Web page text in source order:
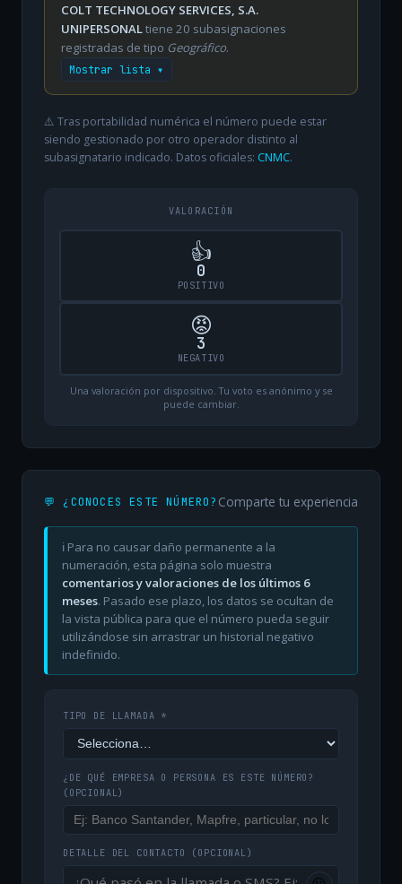
COLT TECHNOLOGY SERVICES, S.A.
UNIPERSONALtiene 20 subasignaciones
registradas de tipo Geográfico.
Mostrar lista ▾
⚠️ Tras portabilidad numérica el número puede estar
siendo gestionado por otro operador distinto al
subasignatario indicado. Datos oficiales: CNMC.
VALORACIÓN
👍
0
POSITIVO
😡
3
NEGATIVO
Una valoración por dispositivo. Tu voto es anónimo y se
puede cambiar.
💬 ¿CONOCES ESTE NÚMERO? Comparte tu experiencia
ℹ️ Para no causar daño permanente a la
numeración, esta página solo muestra
comentarios y valoraciones de los últimos 6
meses. Pasado ese plazo, los datos se ocultan de
la vista pública para que el número pueda seguir
utilizándose sin arrastrar un historial negativo
indefinido.
TIPO DE LLAMADA *
¿DE QUÉ EMPRESA O PERSONA ES ESTE NÚMERO?
(OPCIONAL)
DETALLE DEL CONTACTO (OPCIONAL)